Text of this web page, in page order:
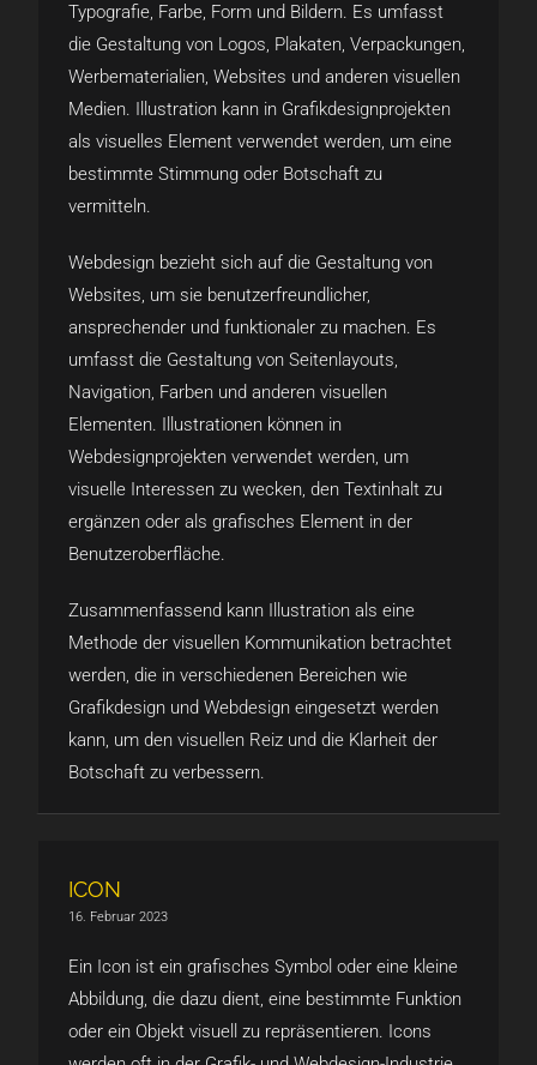
Typografie, Farbe, Form und Bildern. Es umfasst
die Gestaltung von Logos, Plakaten, Verpackungen,
Werbematerialien, Websites und anderen visuellen
Medien. Illustration kann in Grafikdesignprojekten
als visuelles Element verwendet werden, um eine
bestimmte Stimmung oder Botschaft zu
vermitteln.
Webdesign bezieht sich auf die Gestaltung von
Websites, um sie benutzerfreundlicher,
ansprechender und funktionaler zu machen. Es
umfasst die Gestaltung von Seitenlayouts,
Navigation, Farben und anderen visuellen
Elementen. Illustrationen können in
Webdesignprojekten verwendet werden, um
visuelle Interessen zu wecken, den Textinhalt zu
ergänzen oder als grafisches Element in der
Benutzeroberfläche.
Zusammenfassend kann Illustration als eine
Methode der visuellen Kommunikation betrachtet
werden, die in verschiedenen Bereichen wie
Grafikdesign und Webdesign eingesetzt werden
kann, um den visuellen Reiz und die Klarheit der
Botschaft zu verbessern.
ICON
16. Februar 2023
Ein Icon ist ein grafisches Symbol oder eine kleine
Abbildung, die dazu dient, eine bestimmte Funktion
oder ein Objekt visuell zu repräsentieren. Icons